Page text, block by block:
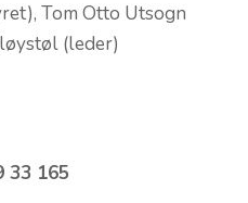
Tom Otto Utsogn
(leder)
33 165